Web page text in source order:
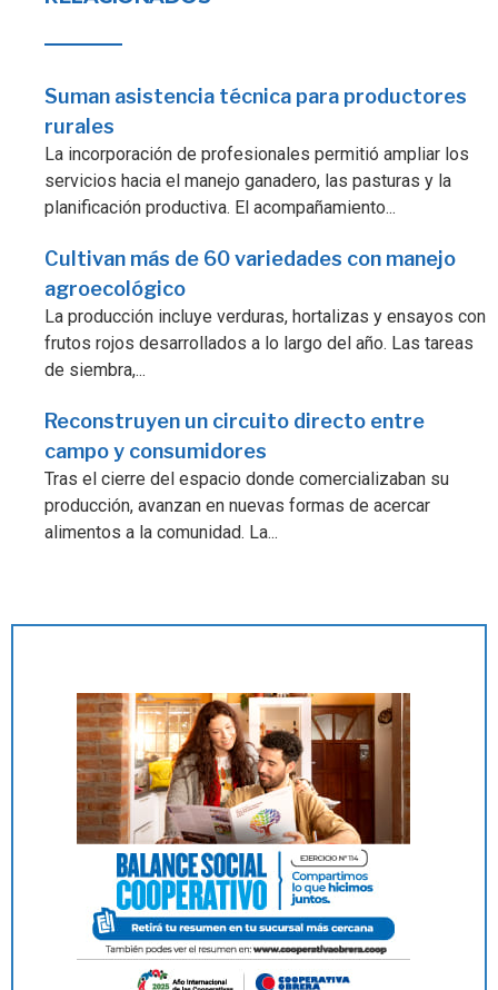
Suman asistencia técnica para productores
rurales
La incorporación de profesionales permitió ampliar los
servicios hacia el manejo ganadero, las pasturas y la
planificación productiva. El acompañamiento...
Cultivan más de 60 variedades con manejo
agroecológico
La producción incluye verduras, hortalizas y ensayos con
frutos rojos desarrollados a lo largo del año. Las tareas
de siembra,...
Reconstruyen un circuito directo entre
campo y consumidores
Tras el cierre del espacio donde comercializaban su
producción, avanzan en nuevas formas de acercar
alimentos a la comunidad. La...